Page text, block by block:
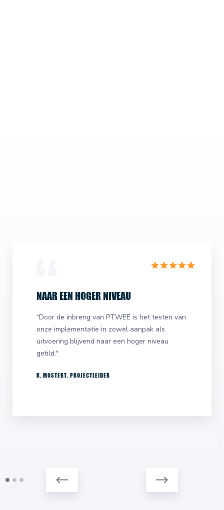
NAAR EEN HOGER NIVEAU
“Door de inbreng van PTWEE is het testen van
onze implementatie in zowel aanpak als
uitvoering blijvend naar een hoger niveau
getild."
R. MOSTERT, PROJECTLEIDER